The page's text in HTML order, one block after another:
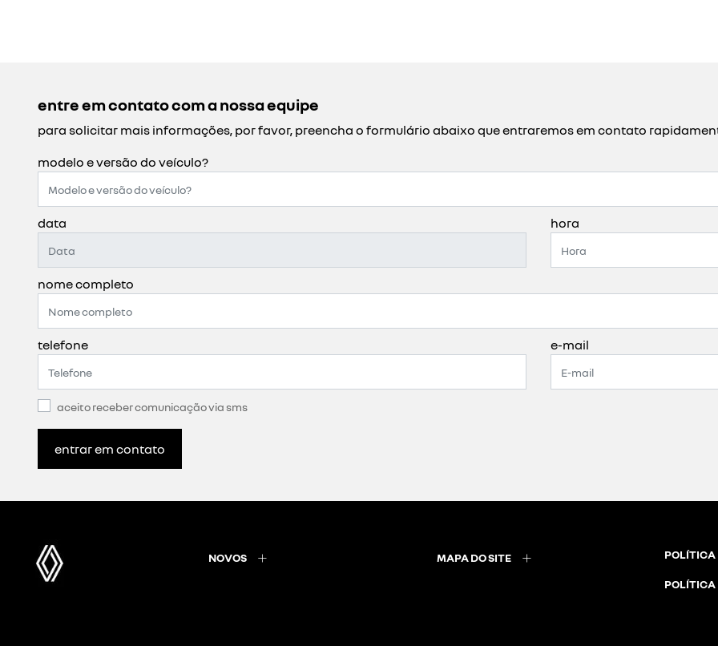
entre em contato com a nossa equipe
para solicitar mais informações, por favor, preencha o formulário abaixo que entraremos em contato
modelo e versão do veículo?
data hora
nome completo
telefone e-mail
aceito receber comunicação via sms
entrar em contato
NOVOS MAPA DO SITE POLÍTICA
POLÍTICA